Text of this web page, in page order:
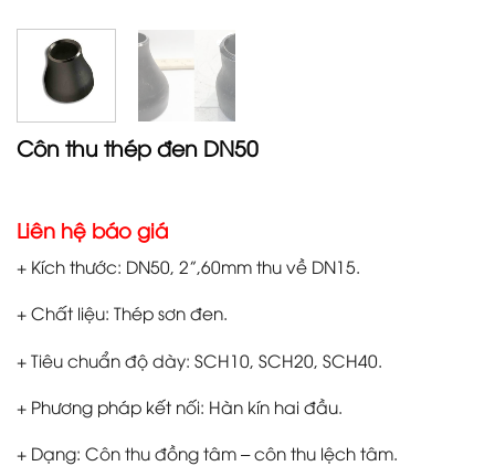
Côn thu thép đen DN50
Liên hệ báo giá
+ Kích thước: DN50, 2”,60mm thu về DN15.
+ Chất liệu: Thép sơn đen.
+ Tiêu chuẩn độ dày: SCH10, SCH20, SCH40.
+ Phương pháp kết nối: Hàn kín hai đầu.
+ Dạng: Côn thu đồng tâm – côn thu lệch tâm.